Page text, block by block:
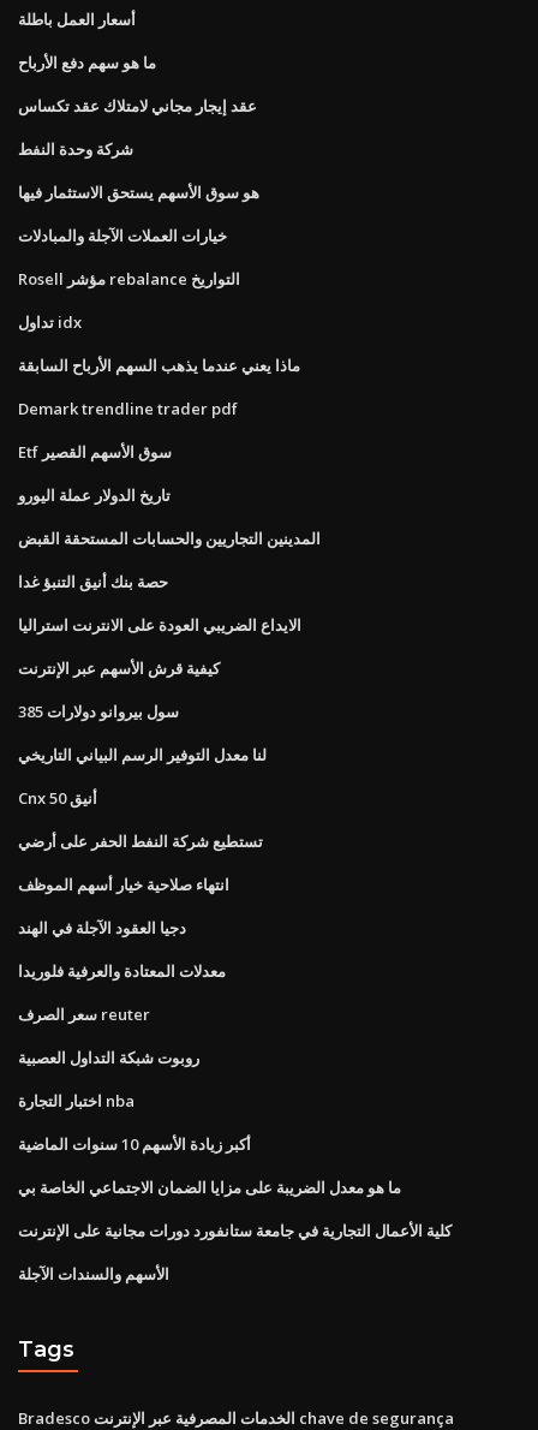
أسعار العمل باطلة
ما هو سهم دفع الأرباح
عقد إيجار مجاني لامتلاك عقد تكساس
شركة وحدة النفط
هو سوق الأسهم يستحق الاستثمار فيها
خيارات العملات الآجلة والمبادلات
Rosell مؤشر rebalance التواريخ
تداول idx
ماذا يعني عندما يذهب السهم الأرباح السابقة
Demark trendline trader pdf
Etf سوق الأسهم القصير
تاريخ الدولار عملة اليورو
المدينين التجاريين والحسابات المستحقة القبض
حصة بنك أنيق التنبؤ غدا
الايداع الضريبي العودة على الانترنت استراليا
كيفية قرش الأسهم عبر الإنترنت
385 سول بيروانو دولارات
لنا معدل التوفير الرسم البياني التاريخي
Cnx أنيق 50
تستطيع شركة النفط الحفر على أرضي
انتهاء صلاحية خيار أسهم الموظف
دجيا العقود الآجلة في الهند
معدلات المعتادة والعرفية فلوريدا
سعر الصرف reuter
روبوت شبكة التداول العصبية
اختبار التجارة nba
أكبر زيادة الأسهم 10 سنوات الماضية
ما هو معدل الضريبة على مزايا الضمان الاجتماعي الخاصة بي
كلية الأعمال التجارية في جامعة ستانفورد دورات مجانية على الإنترنت
الأسهم والسندات الآجلة
Tags
Bradesco الخدمات المصرفية عبر الإنترنت chave de segurança